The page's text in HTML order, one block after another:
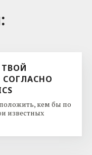
кем бы по
известных